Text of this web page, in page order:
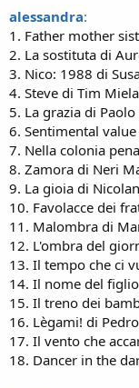
alessandra:
1. Father mother
2. La sostituta di
3. Nico: 1988 di
4. Steve di Tim
5. La grazia di
6. Sentimental
7. Nella colonia
8. Zamora di Neri
9. La gioia di
10. Favolacce dei
11. Malombra di
12. L'ombra del
13. Il tempo che ci
14. Il nome del
15. Il treno dei
16. Lègami! di
17. Il vento che
18. Dancer in the